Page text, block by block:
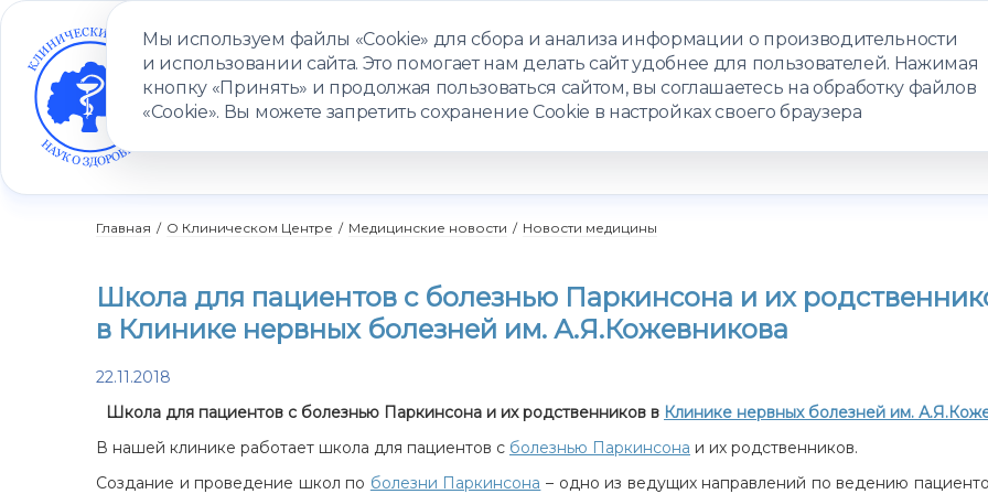
Мы используем файлы «Cookie» для сбора и анализа информации о производительности
и использовании сайта. Это помогает нам делать сайт удобнее для пользователей. Нажимая
кнопку «Принять» и продолжая пользоваться сайтом, вы соглашаетесь на обработку файлов
«Cookie». Вы можете запретить сохранение Cookie в настройках своего браузера
ЗАПИСАТЬСЯ
Главная / О Клиническом Центре / Медицинские новости / Новости медицины
Школа для пациентов с болезнью Паркинсона и их
в Клинике нервных болезней им. А.Я.Кожевникова
22.11.2018
Школа для пациентов с болезнью Паркинсона и их родственников в Клинике нервных болезней им.
В нашей клинике работает школа для пациентов с болезнью Паркинсона и их родственников.
Создание и проведение школ по болезни Паркинсона – одно из ведущих направлений по ведению